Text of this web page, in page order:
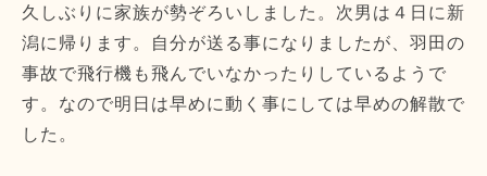
久しぶりに家族が勢ぞろいしました。次男は４日に新
潟に帰ります。自分が送る事になりましたが、羽田の
事故で飛行機も飛んでいなかったりしているようで
す。なので明日は早めに動く事にしては早めの解散で
した。